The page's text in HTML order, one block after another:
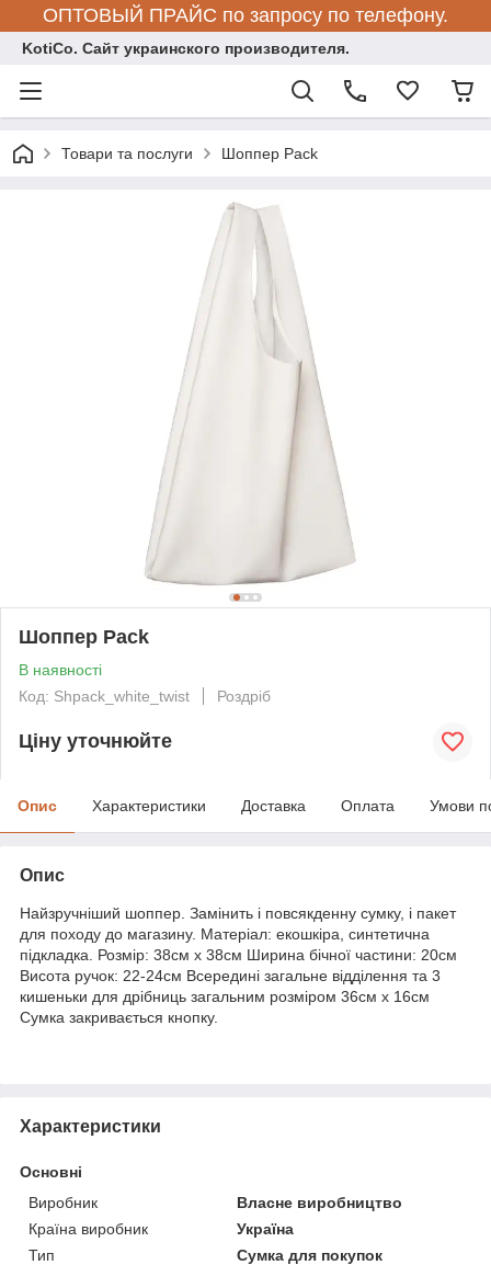
ОПТОВЫЙ ПРАЙС по запросу по телефону.
KotiCo. Сайт украинского производителя.
Товари та послуги Шоппер Pack
Шоппер Pack
В наявності
Код: Shpack_white_twist
Роздріб
Ціну уточнюйте
Опис Характеристики Доставка Оплата Умови
Опис
Найзручніший шоппер. Замінить і повсякденну сумку, і пакет
для походу до магазину. Матеріал: екошкіра, синтетична
підкладка. Розмір: 38см х 38см Ширина бічної частини: 20см
Висота ручок: 22-24см Всередині загальне відділення та 3
кишеньки для дрібниць загальним розміром 36см х 16см
Сумка закривається кнопку.
Характеристики
Основні
Виробник
Власне виробництво
Країна виробник
Україна
Тип
Сумка для покупок